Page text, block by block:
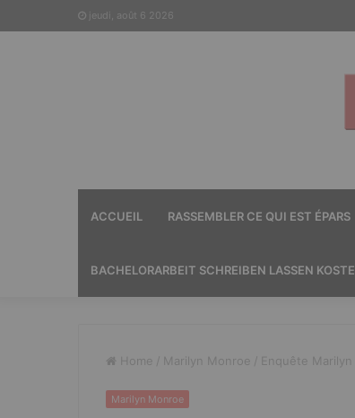
jeudi, août 6 2026
ACCUEIL RASSEMBLER CE QUI EST ÉPARS
BACHELORARBEIT SCHREIBEN LASSEN
Home / Marilyn Monroe / Enquête
Marilyn Monroe